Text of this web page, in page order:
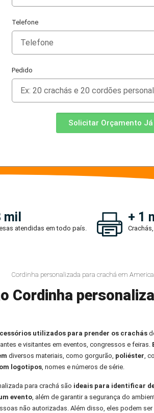
Telefone
Pedido
Solicitar Orçamento Já
mil
atendidas em todo país.
+ 1
Cordinha personalizada para crachá em
Cordinha
utilizados para prender os crachás
e visitantes em eventos, congressos e feiras.
diversos materiais, como gorgurão, poliéster,
logotipos, nomes e números de série.
para crachá são ideais para identificar
evento, além de garantir a segurança do
não autorizadas. Além disso, eles podem